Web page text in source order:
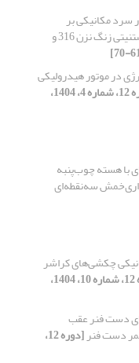
سرد مکانیکی بر
ویژگی‌های ریزساختاری و سختی فولادهای آستنیتی زنگ نزن 316 و
در موتور هیدرولیکی
[دوره 12، شماره 4، 1404،
با هسته چوب‌پنبه
سه‌نقطه‌ای
چکشی‌های کراشر
[دوره 12، شماره 10، 1404،
دست فنر عقب
دست فنر [دوره 12،